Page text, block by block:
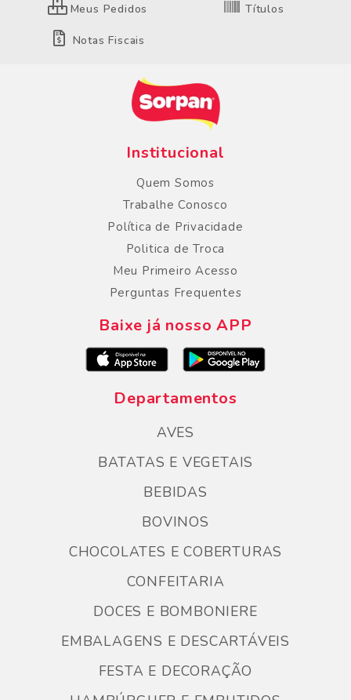
Meus Pedidos Títulos
Notas Fiscais
Institucional
Quem Somos
Trabalhe Conosco
Política de Privacidade
Politica de Troca
Meu Primeiro Acesso
Perguntas Frequentes
Baixe já nosso APP
Departamentos
AVES
BATATAS E VEGETAIS
BEBIDAS
BOVINOS
CHOCOLATES E COBERTURAS
CONFEITARIA
DOCES E BOMBONIERE
EMBALAGENS E DESCARTÁVEIS
FESTA E DECORAÇÃO